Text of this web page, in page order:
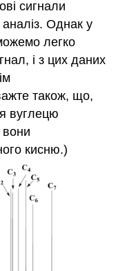
сигнали
Однак у
легко
і з цих даних
також, що,
вуглецю
вони
кисню.)